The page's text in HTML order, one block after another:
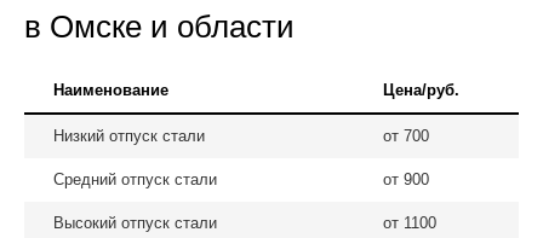
в Омске и области
Наименование Цена/руб.
Низкий отпуск стали от 700
Средний отпуск стали от 900
Высокий отпуск стали от 1100